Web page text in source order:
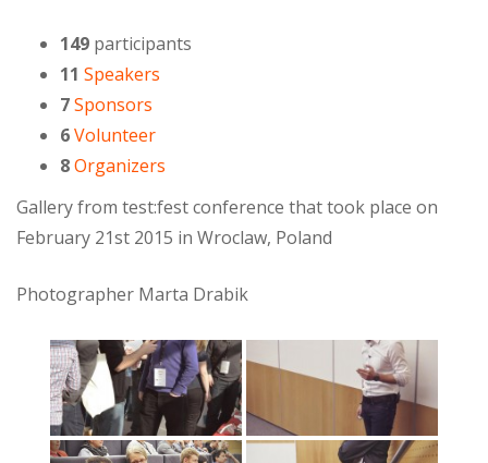
149 participants
11 Speakers
7Sponsors
6Volunteer
8Organizers
Gallery from test:fest conference that took place on
February 21st 2015 in Wroclaw, Poland
Photographer Marta Drabik